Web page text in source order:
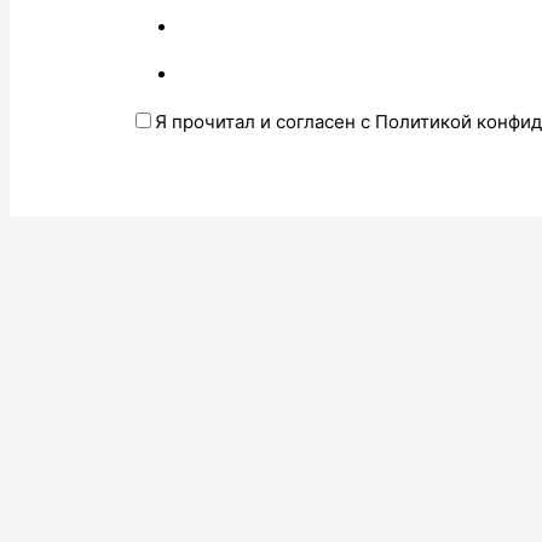
Я прочитал и согласен с Политикой